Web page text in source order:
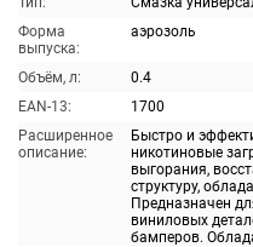
Форма
выпуска:
аэрозоль
Объём, л:
0.4
EAN-13:
1700
Расширенное
описание:
Быстро и
никотиновые
выгорания,
структуру,
Предназначен
виниловых
бамперов.